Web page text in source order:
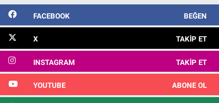
FACEBOOK BEĞEN
X TAKIP ET
INSTAGRAM TAKIP ET
YOUTUBE ABONE OL